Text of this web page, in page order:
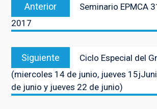
entradas
Anterior
anterior:
Seminario EPMCA
2017
Siguiente
siguiente:
Ciclo Especial del
(miercoles 14 de junio, jueves
de junio y jueves 22 de junio)